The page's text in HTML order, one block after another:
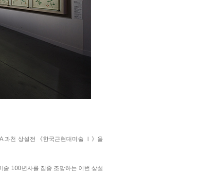
과천 상설전 《한국근현대미술 Ⅰ》을
100년사를 집중 조망하는 이번 상설